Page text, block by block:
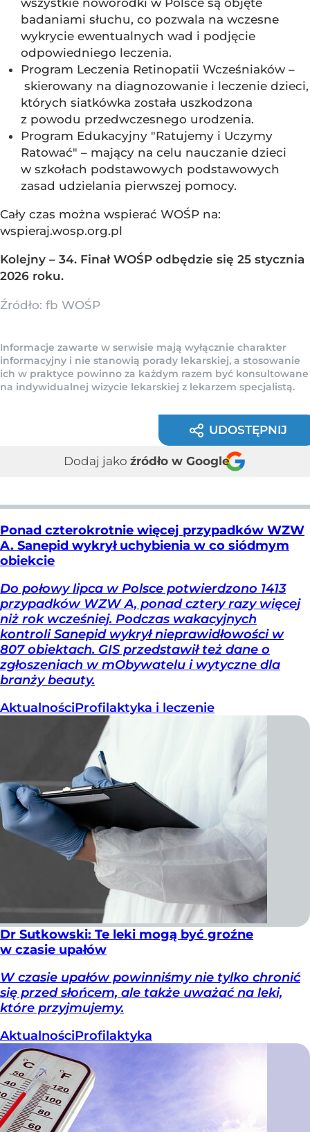
badaniami słuchu, co pozwala na wczesne
wykrycie ewentualnych wad i podjęcie
odpowiedniego leczenia.
Program Leczenia Retinopatii Wcześniaków –
skierowany na diagnozowanie i leczenie dzieci,
których siatkówka została uszkodzona
z powodu przedwczesnego urodzenia.
Program Edukacyjny "Ratujemy i Uczymy
Ratować" – mający na celu nauczanie dzieci
w szkołach podstawowych podstawowych
zasad udzielania pierwszej pomocy.
Cały czas można wspierać WOŚP na:
wspieraj.wosp.org.pl
Kolejny – 34. Finał WOŚP odbędzie się 25 stycznia
2026 roku.
Źródło: fb WOŚP
Informacje zawarte w serwisie mają wyłącznie charakter
informacyjny i nie stanowią porady lekarskiej, a stosowanie
ich w praktyce powinno za każdym razem być konsultowane
na indywidualnej wizycie lekarskiej z lekarzem specjalistą.
UDOSTĘPNIJ
Dodaj jako źródło w Google
Ponad czterokrotnie więcej przypadków WZW
A. Sanepid wykrył uchybienia w co siódmym
obiekcie
Do połowy lipca w Polsce potwierdzono 1413
przypadków WZW A, ponad cztery razy więcej
niż rok wcześniej. Podczas wakacyjnych
kontroli Sanepid wykrył nieprawidłowości w
807 obiektach. GIS przedstawił też dane o
zgłoszeniach w mObywatelu i wytyczne dla
branży beauty.
AktualnościProfilaktyka i leczenie
Dr Sutkowski: Te leki mogą być groźne
w czasie upałów
W czasie upałów powinniśmy nie tylko chronić
się przed słońcem, ale także uważać na leki,
które przyjmujemy.
AktualnościProfilaktyka